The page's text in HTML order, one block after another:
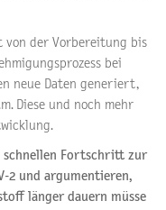
von der Vorbereitung bis
bei
neue Daten generiert,
Diese und noch mehr
schnellen Fortschritt zur
2 und argumentieren,
länger dauern müsse